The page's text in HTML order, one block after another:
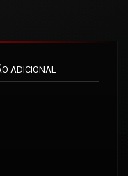
ADICIONAL